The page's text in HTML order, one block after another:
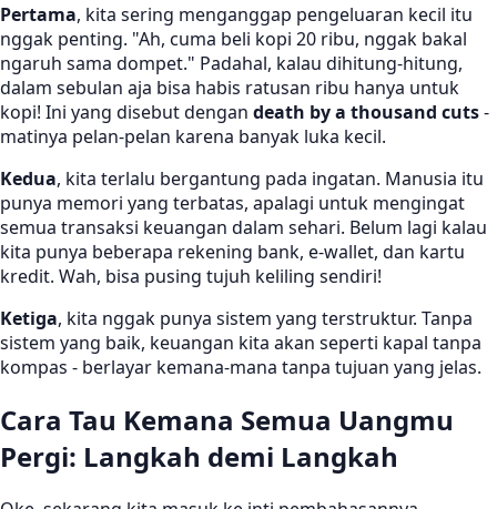
Pertama, kita sering menganggap pengeluaran kecil itu
nggak penting. "Ah, cuma beli kopi 20 ribu, nggak bakal
ngaruh sama dompet." Padahal, kalau dihitung-hitung,
dalam sebulan aja bisa habis ratusan ribu hanya untuk
kopi! Ini yang disebut dengan death by a thousand cuts-
matinya pelan-pelan karena banyak luka kecil.
Kedua, kita terlalu bergantung pada ingatan. Manusia itu
punya memori yang terbatas, apalagi untuk mengingat
semua transaksi keuangan dalam sehari. Belum lagi kalau
kita punya beberapa rekening bank, e-wallet, dan kartu
kredit. Wah, bisa pusing tujuh keliling sendiri!
Ketiga, kita nggak punya sistem yang terstruktur. Tanpa
sistem yang baik, keuangan kita akan seperti kapal tanpa
kompas - berlayar kemana-mana tanpa tujuan yang jelas.
Cara Tau Kemana Semua Uangmu
Pergi: Langkah demi Langkah